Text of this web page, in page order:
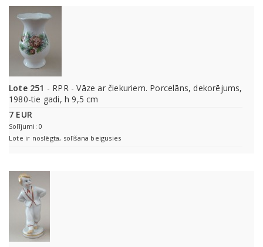
Lote 251 - RPR - Vāze ar čiekuriem. Porcelāns, dekorējums,
1980-tie gadi, h 9,5 cm
7 EUR
Solījumi: 0
Lote ir noslēgta, solīšana beigusies